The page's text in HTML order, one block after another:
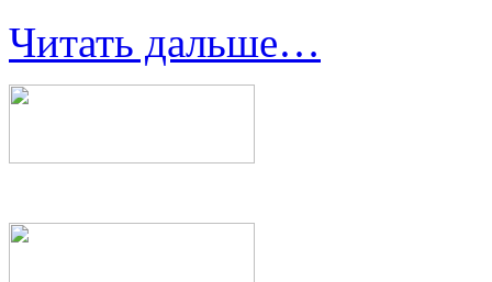
Читать дальше…